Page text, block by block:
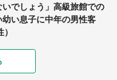
いでしょう」高級旅館での
い息子に中年の男性客
店頭駄々こね〟の内容に1.
り場ならまだしも...」「ハ